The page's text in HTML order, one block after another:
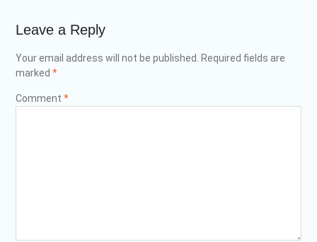
Leave a Reply
Your email address will not be published.
Required fields are
marked *
Comment *